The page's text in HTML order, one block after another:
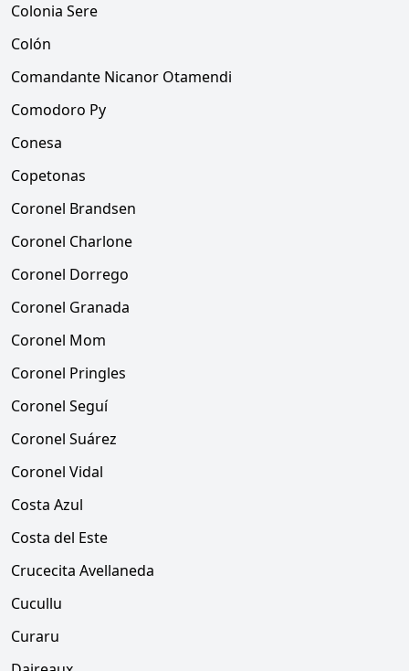
Colonia Sere
Colón
Comandante Nicanor Otamendi
Comodoro Py
Conesa
Copetonas
Coronel Brandsen
Coronel Charlone
Coronel Dorrego
Coronel Granada
Coronel Mom
Coronel Pringles
Coronel Seguí
Coronel Suárez
Coronel Vidal
Costa Azul
Costa del Este
Crucecita Avellaneda
Cucullu
Curaru